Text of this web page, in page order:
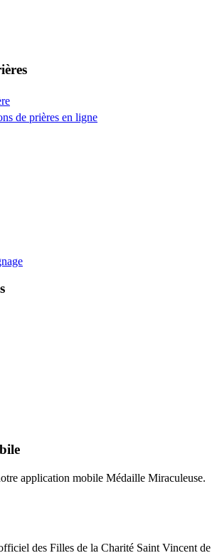
de prières en ligne
application mobile Médaille Miraculeuse.
des Filles de la Charité Saint Vincent de